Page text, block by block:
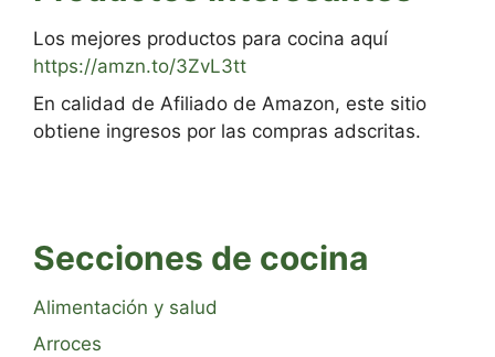
Los mejores productos para cocina aquí
https://amzn.to/3ZvL3tt
En calidad de Afiliado de Amazon, este sitio
obtiene ingresos por las compras adscritas.
Secciones de cocina
Alimentación y salud
Arroces